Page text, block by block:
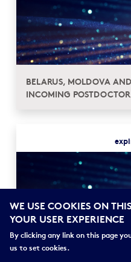
BELARUS, MOLDOVA
INCOMING
WE USE COOKIES ON
YOUR USER EXPERIENCE
By clicking any link on this page
us to set cookies.